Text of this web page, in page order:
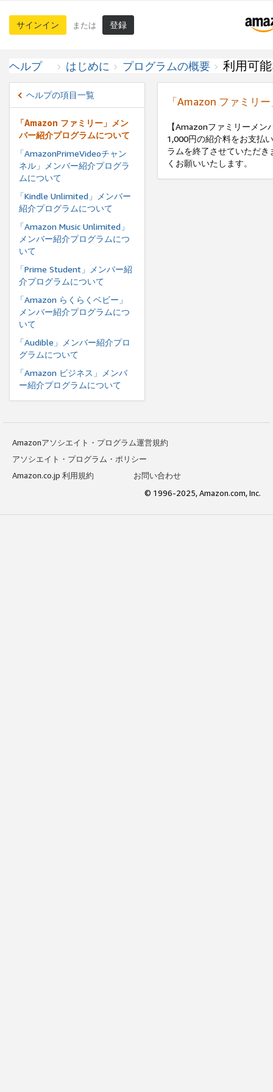
サインイン または 登録
ヘルプ はじめに プログラムの概要 利用可
ヘルプの項目一覧
「Amazon ファミリー」メン
バー紹介プログラムについて
「AmazonPrimeVideoチャン
ネル」メンバー紹介プログラ
ムについて
「Kindle Unlimited」メンバー
紹介プログラムについて
「Amazon Music Unlimited」
メンバー紹介プログラムにつ
いて
「Prime Student」メンバー紹
介プログラムについて
「Amazon らくらくベビー」
メンバー紹介プログラムにつ
いて
「Audible」メンバー紹介プロ
グラムについて
「Amazon ビジネス」メンバ
ー紹介プログラムについて
「Amazon ファミリ
【Amazonファミリーメ
1,000円の紹介料をお支払
ラムを終了させていただ
くお願いいたします。
Amazonアソシエイト・プログラム運営規約
アソシエイト・プログラム・ポリシー
Amazon.co.jp 利用規約
お問い合わせ
© 1996-2025, Amazon.com, Inc.